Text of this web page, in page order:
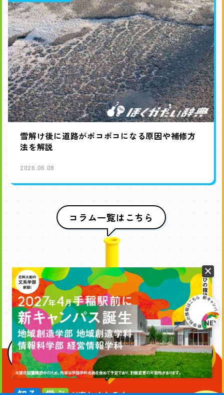
雪解け後に道路がボコボコになる原因や補修方
法を解説
2026.06.08
コラム一覧はこちら
ほ
く
か
だ